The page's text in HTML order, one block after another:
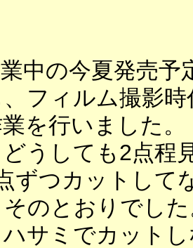
中の今夏発売予
フィルム撮影
を行いました。
うしても2点程
ずつカットして
のとおりでし
サミでカット